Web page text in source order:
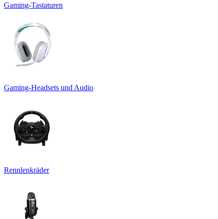
Gaming-Tastaturen
Gaming-Headsets und Audio
Rennlenkräder